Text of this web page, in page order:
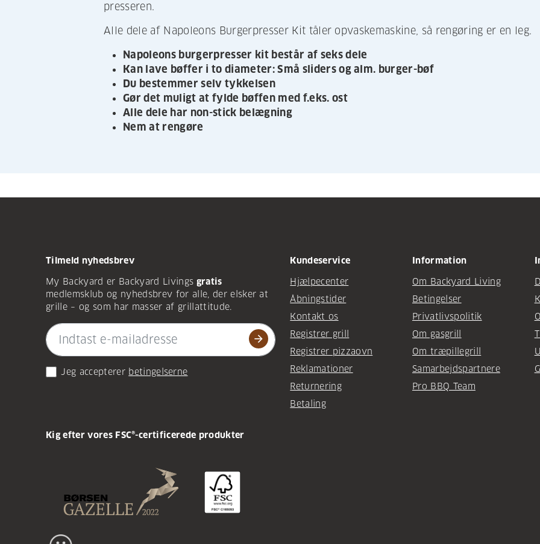
presseren.
Alle dele af Napoleons Burgerpresser Kit tåler opvaskemaskine, så rengøring er en leg.
Napoleons burgerpresser kit består af seks dele
Kan lave bøffer i to diameter: Små sliders og alm. burger-bøf
Du bestemmer selv tykkelsen
Gør det muligt at fylde bøffen med f.eks. ost
Alle dele har non-stick belægning
Nem at rengøre
Tilmeld nyhedsbrev
My Backyard er Backyard Livings gratis
medlemsklub og nyhedsbrev for alle, der elsker at
grille – og som har masser af grillattitude.
arrow_forward
Jeg accepterer betingelserne
Kundeservice
Hjælpecenter
Åbningstider
Kontakt os
Registrer grill
Registrer pizzaovn
Reklamationer
Returnering
Betaling
Information
Om Backyard Living
Betingelser
Privatlivspolitik
Om gasgrill
Om træpillegrill
Samarbejdspartnere
Pro BBQ Team
Kig efter vores FSC®-certificerede produkter